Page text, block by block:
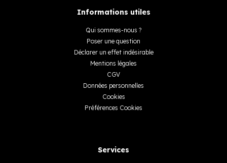
Informations utiles
Qui sommes-nous ?
Poser une question
Déclarer un effet indésirable
Mentions légales
CGV
Données personnelles
Cookies
Préférences Cookies
Services